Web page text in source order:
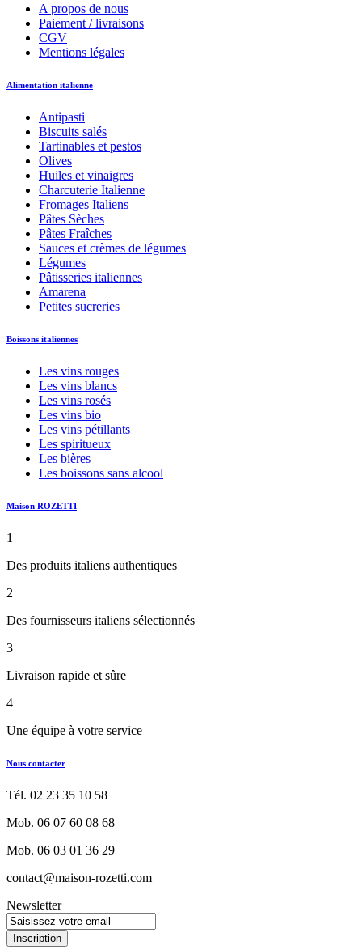
A propos de nous
Paiement / livraisons
CGV
Mentions légales
Alimentation italienne
Antipasti
Biscuits salés
Tartinables et pestos
Olives
Huiles et vinaigres
Charcuterie Italienne
Fromages Italiens
Pâtes Sèches
Pâtes Fraîches
Sauces et crèmes de légumes
Légumes
Pâtisseries italiennes
Amarena
Petites sucreries
Boissons italiennes
Les vins rouges
Les vins blancs
Les vins rosés
Les vins bio
Les vins pétillants
Les spiritueux
Les bières
Les boissons sans alcool
Maison ROZETTI
1
Des produits italiens authentiques
2
Des fournisseurs italiens sélectionnés
3
Livraison rapide et sûre
4
Une équipe à votre service
Nous contacter
Tél. 02 23 35 10 58
Mob. 06 07 60 08 68
Mob. 06 03 01 36 29
contact@maison-rozetti.com
Newsletter
Inscription